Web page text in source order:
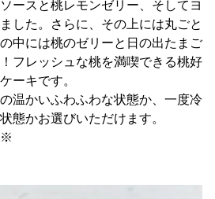
ースと桃レモンゼリー、そしてヨ
した。さらに、その上には丸ごと
中には桃のゼリーと日の出たまご
フレッシュな桃を満喫できる桃好
ーキです。
温かいふわふわな状態か、一度冷
態かお選びいただけます。
※